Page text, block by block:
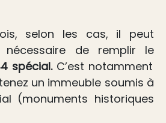
selon les cas, il peut
nécessaire de remplir le
spécial.C’est notamment
un immeuble soumis à
(monuments historiques